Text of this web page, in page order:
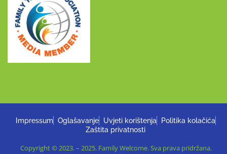
Impressum Oglašavanje Uvjeti korištenja
Politika kolačića
Zaštita privatnosti
Copyright © 2023. – 2025. Family Welcome. Sva prava pridržana.